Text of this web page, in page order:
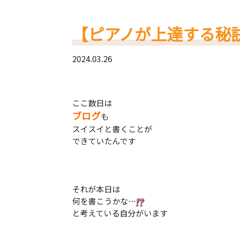
【ピアノが上達する秘
2024.03.26
ここ数日は
ブログも
スイスイと書くことが
できていたんです
それが本日は
何を書こうかな…
と考えている自分がいます